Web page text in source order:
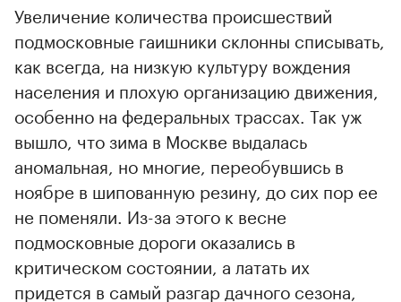
Увеличение количества происшествий
подмосковные гаишники склонны списывать,
как всегда, на низкую культуру вождения
населения и плохую организацию движения,
особенно на федеральных трассах. Так уж
вышло, что зима в Москве выдалась
аномальная, но многие, переобувшись в
ноябре в шипованную резину, до сих пор ее
не поменяли. Из-за этого к весне
подмосковные дороги оказались в
критическом состоянии, а латать их
придется в самый разгар дачного сезона,